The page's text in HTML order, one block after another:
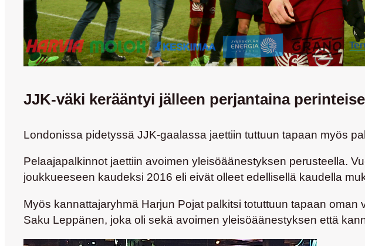
JJK-väki kerääntyi jälleen perjantaina
Londonissa pidetyssä JJK-gaalassa jaettiin tuttuun tapaan myös
Pelaajapalkinnot jaettiin avoimen yleisöäänestyksen perusteella.
joukkueeseen kaudeksi 2016 eli eivät olleet edellisellä kaudella
Myös kannattajaryhmä Harjun Pojat palkitsi totuttuun tapaan
Saku Leppänen, joka oli sekä avoimen yleisöäänestyksen että